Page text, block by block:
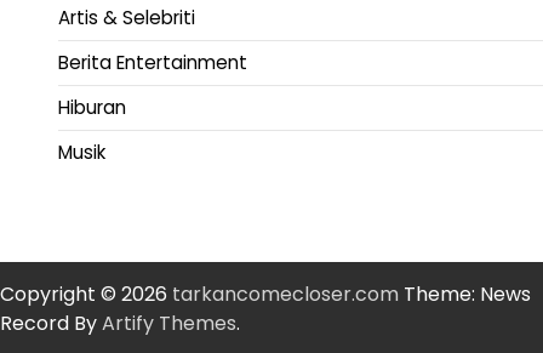
Artis & Selebriti
Berita Entertainment
Hiburan
Musik
Copyright © 2026 tarkancomecloser.com Theme: News
Record ByArtify Themes.